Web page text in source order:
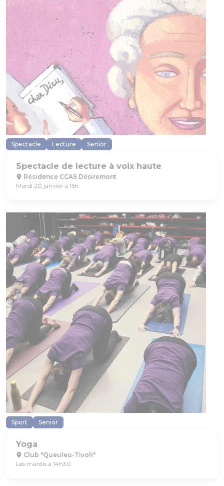
Spectacle Lecture Senior
Spectacle de lecture à voix haute
Résidence CCAS Désiremont
Mardi 20 janvier à 15h
Sport Senior
Yoga
Club "Queuleu-Tivoli"
Les mardis à 14h30